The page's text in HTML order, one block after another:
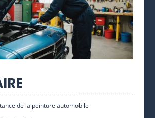
de la peinture automobile